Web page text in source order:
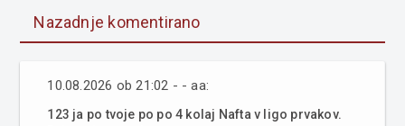
Nazadnje komentirano
10.08.2026 ob 21:02 - - aa:
123 ja po tvoje po po 4 kolaj Nafta v ligo prvakov.